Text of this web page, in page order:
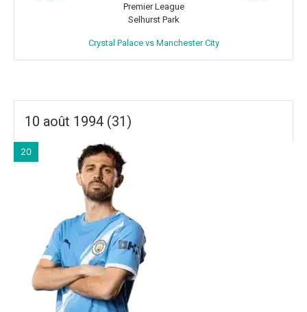
Premier League
Selhurst Park
Crystal Palace vs Manchester City
10 août 1994 (31)
20